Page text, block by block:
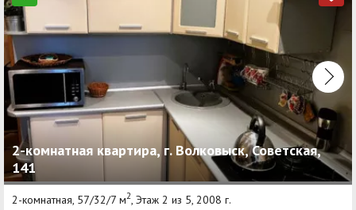
2-комнатная квартира, г. Волковыск, Советская,
141
2-комнатная, 57/32/7 м2 , Этаж 2 из 5, 2008 г.